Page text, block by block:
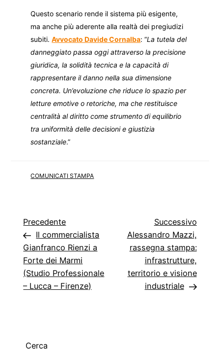
Questo scenario rende il sistema più esigente,
ma anche più aderente alla realtà dei pregiudizi
subiti.Avvocato Davide Cornalba: “La tutela del
danneggiato passa oggi attraverso la precisione
giuridica, la solidità tecnica e la capacità di
rappresentare il danno nella sua dimensione
concreta. Un’evoluzione che riduce lo spazio per
letture emotive o retoriche, ma che restituisce
centralità al diritto come strumento di equilibrio
tra uniformità delle decisioni e giustizia
sostanziale.”
COMUNICATI STAMPA
Navigazione
articoli
Articolo
precedente
Precedente
Il commercialista
Gianfranco Rienzi a
Forte dei Marmi
(Studio Professionale
– Lucca – Firenze)
Successivo
Alessandro Mazzi,
rassegna stampa:
infrastrutture,
territorio e visione
industriale
Cerca